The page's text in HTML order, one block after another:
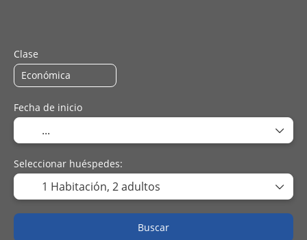
Clase
Fecha de inicio
Seleccionar huéspedes:
1 Habitación, 2 adultos
Buscar